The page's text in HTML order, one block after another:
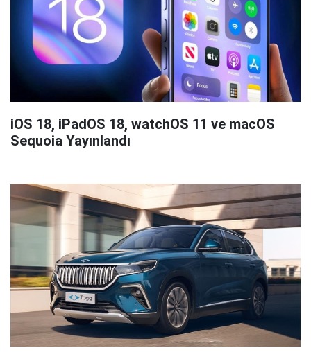
iOS 18, iPadOS 18, watchOS 11 ve macOS
Sequoia Yayınlandı